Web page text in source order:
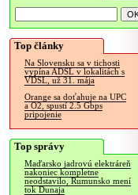
Top články
Na Slovensku sa v tichosti
vypína ADSL v lokalitách s
VDSL, už 31. mája
Orange sa doťahuje na UPC
a O2, spustí 2.5 Gbps
pripojenie
Top správy
Maďarsko jadrovú elektráreň
nakoniec kompletne
neodstavilo, Rumunsko mení
tok Dunaja